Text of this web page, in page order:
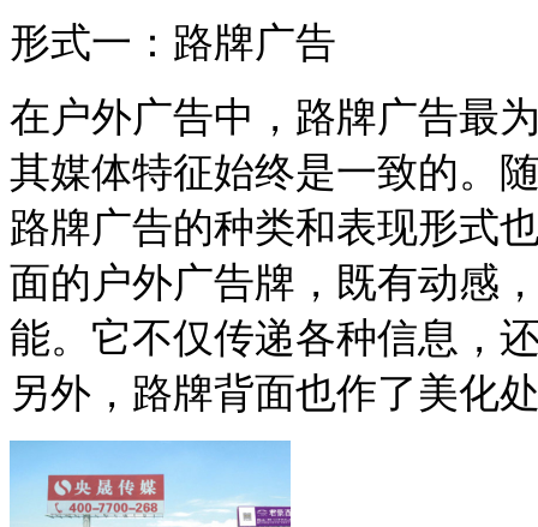
形式一：路牌广告
在户外广告中，路牌广告最
其媒体特征始终是一致的。
路牌广告的种类和表现形式
面的户外广告牌，既有动感
能。它不仅传递各种信息，
另外，路牌背面也作了美化